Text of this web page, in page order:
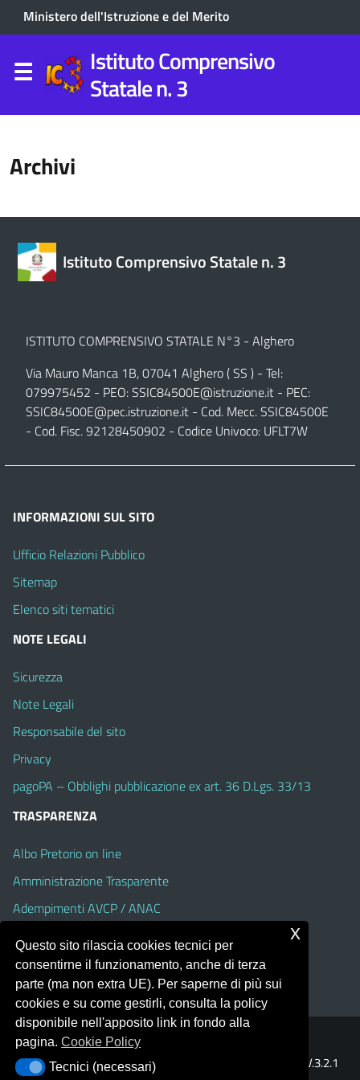
Ministero dell'Istruzione e del Merito
Istituto Comprensivo
Statale n. 3
Archivi
Istituto Comprensivo Statale n. 3
ISTITUTO COMPRENSIVO STATALE N°3 - Alghero
Via Mauro Manca 1B, 07041 Alghero ( SS ) - Tel:
079975452 - PEO:SSIC84500E@istruzione.it - PEC:
SSIC84500E@pec.istruzione.it - Cod. Mecc. SSIC84500E
- Cod. Fisc. 92128450902 - Codice Univoco: UFLT7W
INFORMAZIONI SUL SITO
Ufficio Relazioni Pubblico
Sitemap
Elenco siti tematici
NOTE LEGALI
Sicurezza
Note Legali
Responsabile del sito
Privacy
pagoPA – Obblighi pubblicazione ex art. 36 D.Lgs. 33/13
TRASPARENZA
Albo Pretorio on line
Amministrazione Trasparente
Adempimenti AVCP / ANAC
Accesso Civico
Dichiarazione di accessibilità
Portale realizzato con la piattaforma
Template Italia configurato sul tema accessibile
V.3.2.1
Questo sito rilascia cookies tecnici per
consentirne il funzionamento, anche di terza
parte (ma non extra UE). Per saperne di più sui
cookies e su come gestirli, consulta la policy
disponibile nell'apposito link in fondo alla
pagina.Cookie Policy
Tecnici (necessari)
Tecnici (necessari)
x